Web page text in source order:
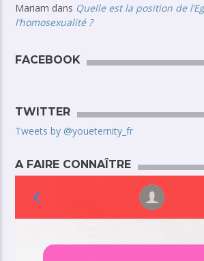
Mariam dans Quelle est la position de
l’homosexualité ?
FACEBOOK
TWITTER
Tweets by @youeternity_fr
A FAIRE CONNAÎTRE